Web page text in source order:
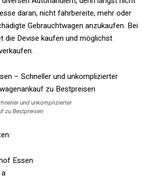
daran, nicht fahrbereite, mehr oder
Gebrauchtwagen anzukaufen. Bei
die Devise kaufen und möglichst
und unkomplizierter
zu Bestpreisen
Essen